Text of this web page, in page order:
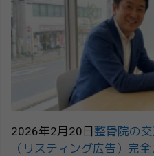
2026年2月20日 整骨院の
（リスティング広告）完